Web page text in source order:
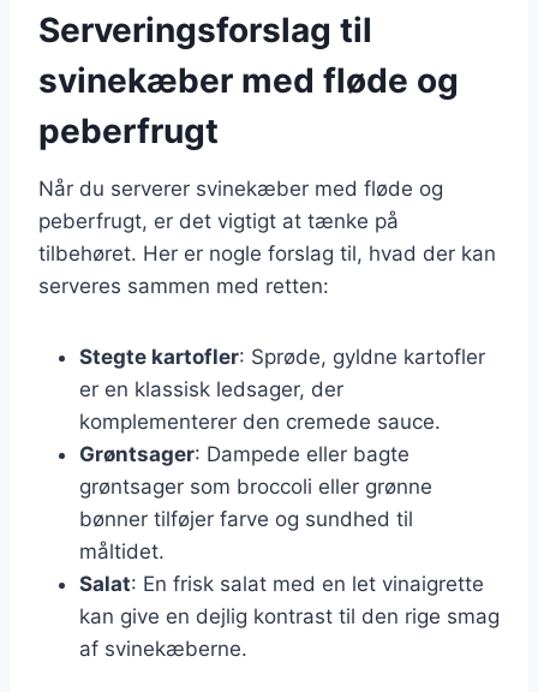
Serveringsforslag til
svinekæber med fløde og
peberfrugt
Når du serverer svinekæber med fløde og
peberfrugt, er det vigtigt at tænke på
tilbehøret. Her er nogle forslag til, hvad der kan
serveres sammen med retten:
Stegte kartofler: Sprøde, gyldne kartofler
er en klassisk ledsager, der
komplementerer den cremede sauce.
Grøntsager: Dampede eller bagte
grøntsager som broccoli eller grønne
bønner tilføjer farve og sundhed til
måltidet.
Salat: En frisk salat med en let vinaigrette
kan give en dejlig kontrast til den rige smag
af svinekæberne.